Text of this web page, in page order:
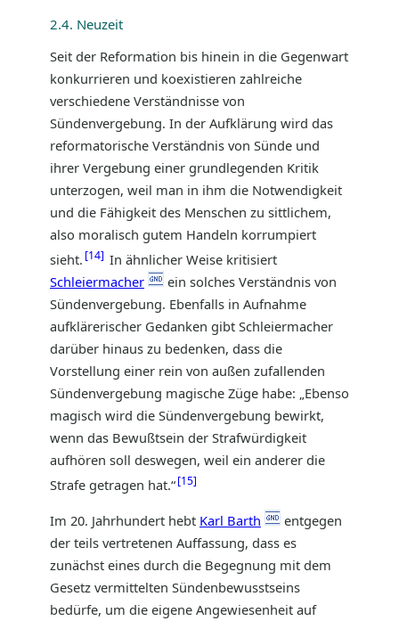
2.4. Neuzeit
Seit der Reformation bis hinein in die Gegenwart
konkurrieren und koexistieren zahlreiche
verschiedene Verständnisse von
Sündenvergebung. In der Aufklärung wird das
reformatorische Verständnis von Sünde und
ihrer Vergebung einer grundlegenden Kritik
unterzogen, weil man in ihm die Notwendigkeit
und die Fähigkeit des Menschen zu sittlichem,
also moralisch gutem Handeln korrumpiert
sieht. 14 In ähnlicher Weise kritisiert
Schleiermacher
ein solches Verständnis von
Sündenvergebung. Ebenfalls in Aufnahme
aufklärerischer Gedanken gibt Schleiermacher
darüber hinaus zu bedenken, dass die
Vorstellung einer rein von außen zufallenden
Sündenvergebung magische Züge habe: „Ebenso
magisch wird die Sündenvergebung bewirkt,
wenn das Bewußtsein der Strafwürdigkeit
aufhören soll deswegen, weil ein anderer die
Strafe getragen hat.“ 15
Im 20. Jahrhundert hebt Karl Barth
entgegen
der teils vertretenen Auffassung, dass es
zunächst eines durch die Begegnung mit dem
Gesetz vermittelten Sündenbewusstseins
bedürfe, um die eigene Angewiesenheit auf